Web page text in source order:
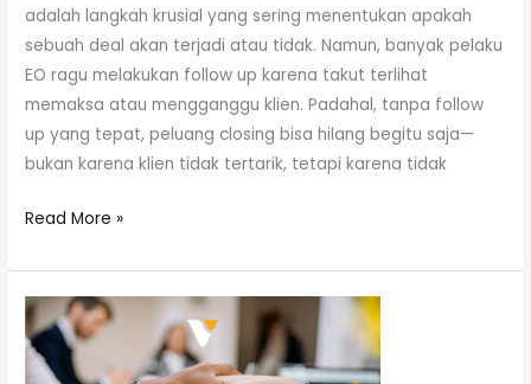
adalah langkah krusial yang sering menentukan apakah
sebuah deal akan terjadi atau tidak. Namun, banyak pelaku
EO ragu melakukan follow up karena takut terlihat
memaksa atau mengganggu klien. Padahal, tanpa follow
up yang tepat, peluang closing bisa hilang begitu saja—
bukan karena klien tidak tertarik, tetapi karena tidak
Read More »
Teknik
Membaca
Sinyal